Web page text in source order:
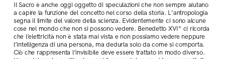
Il Sacro è anche oggi oggetto di speculazioni che non sempre aiutano
a capire la funzione del concetto nel corso della storia. L’antropologia
segna il limite del valore della scienza. Evidentemente ci sono alcune
cose nel mondo che non si possono vedere. Benedetto XVI° ci ricorda
che l’elettricità non è stata mai vista e non possiamo vedere neppure
l’intelligenza di una persona, ma dedurla solo da come si comporta.
Ciò che rappresenta l’invisibile deve essere trattato in modo diverso.